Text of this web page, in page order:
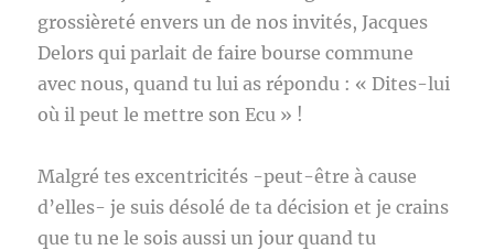
grossièreté envers un de nos invités, Jacques
Delors qui parlait de faire bourse commune
avec nous, quand tu lui as répondu : « Dites-lui
où il peut le mettre son Ecu » !
Malgré tes excentricités -peut-être à cause
d’elles- je suis désolé de ta décision et je crains
que tu ne le sois aussi un jour quand tu